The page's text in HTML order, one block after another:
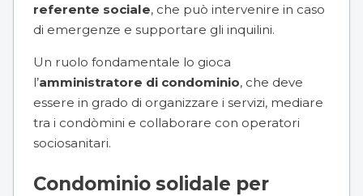
referente sociale, che può intervenire in caso
di emergenze e supportare gli inquilini.
Un ruolo fondamentale lo gioca
l’amministratore di condominio, che deve
essere in grado di organizzare i servizi, mediare
tra i condòmini e collaborare con operatori
sociosanitari.
Condominio solidale per